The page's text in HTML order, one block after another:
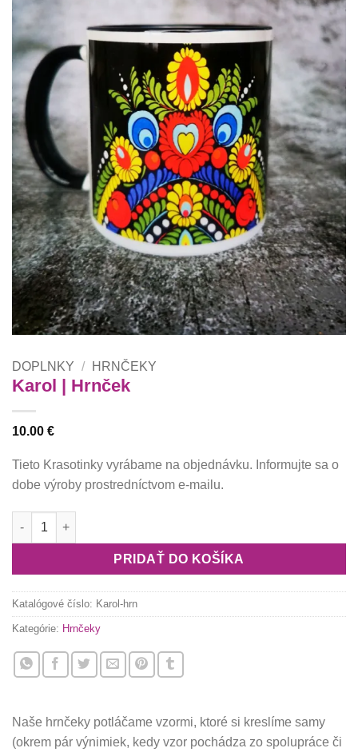
DOPLNKY / HRNČEKY
Karol | Hrnček
10.00 €
Tieto Krasotinky vyrábame na objednávku. Informujte sa o
dobe výroby prostredníctvom e-mailu.
množstvo Karol | Hrnček
PRIDAŤ DO KOŠÍKA
Katalógové číslo: Karol-hrn
Kategórie: Hrnčeky
Naše hrnčeky potláčame vzormi, ktoré si kreslíme samy
(okrem pár výnimiek, kedy vzor pochádza zo spolupráce či